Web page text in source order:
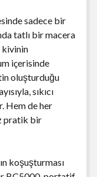
sadece bir
tatlı bir macera
kivinin
içerisinde
oluşturduğu
sıkıcı
Hem de her
pratik bir
koşuşturması